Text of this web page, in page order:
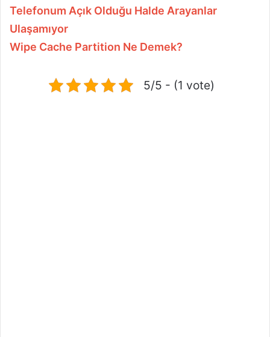
Telefonum Açık Olduğu Halde Arayanlar
Ulaşamıyor
Wipe Cache Partition Ne Demek?
5/5 - (1 vote)